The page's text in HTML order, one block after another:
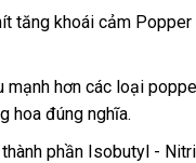
chỉ
tăng khoái cảm Popper
mạnh hơn nhập
khẩu
các loại
hoa đúng nghĩagiảm
giá
.
phần Isobutyl -